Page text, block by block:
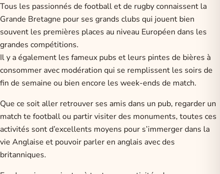
Tous les passionnés de football et de rugby connaissent la
Grande Bretagne pour ses grands clubs qui jouent bien
souvent les premières places au niveau Européen dans les
grandes compétitions.
Il y a également les fameux pubs et leurs pintes de bières à
consommer avec modération qui se remplissent les soirs de
fin de semaine ou bien encore les week-ends de match.
Que ce soit aller retrouver ses amis dans un pub, regarder un
match te football ou partir visiter des monuments, toutes ces
activités sont d’excellents moyens pour s’immerger dans la
vie Anglaise et pouvoir parler en anglais avec des
britanniques.